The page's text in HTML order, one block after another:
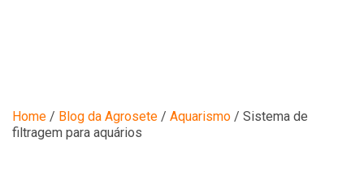
Blog
Home / Blog da Agrosete / Aquarismo / Sistema de
filtragem para aquários